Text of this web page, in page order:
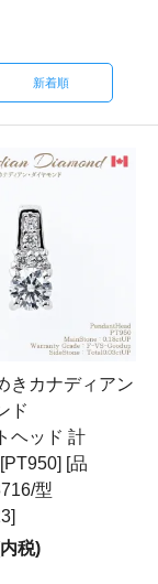
新着順
きカナディアン
ド
ヘッド 計
[品
型
税)